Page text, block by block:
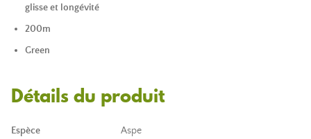
glisse et longévité
200m
Green
Détails du produit
Espèce
Aspe